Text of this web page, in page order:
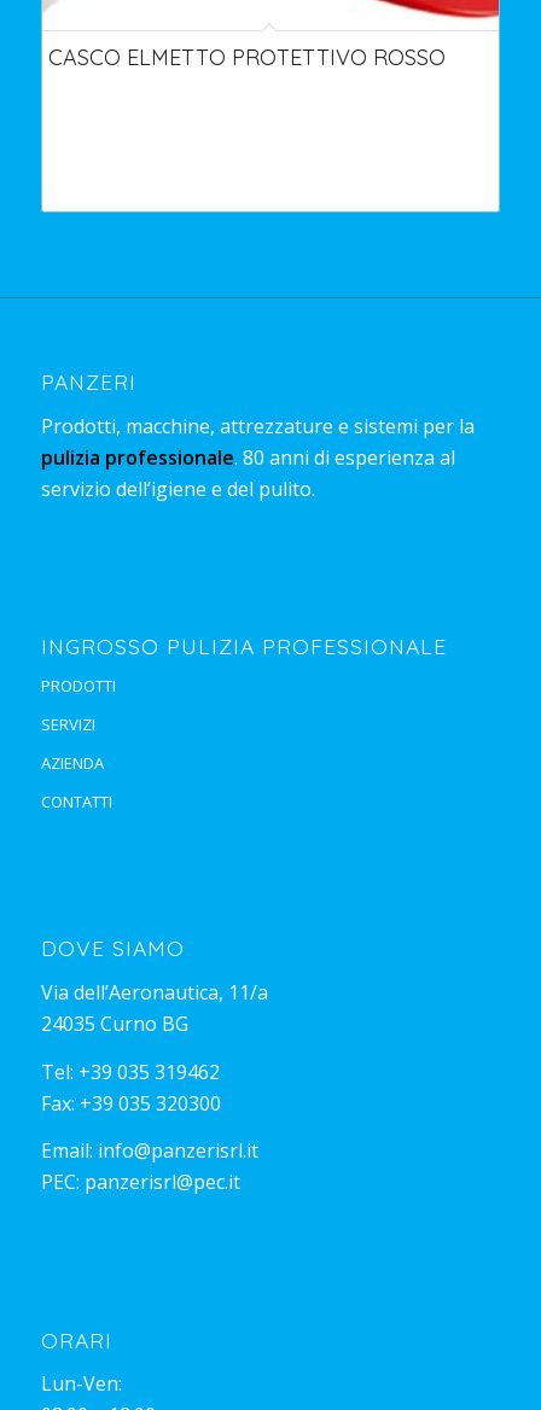
CASCO ELMETTO PROTETTIVO ROSSO
PANZERI
Prodotti, macchine, attrezzature e sistemi per la
pulizia professionale. 80 anni di esperienza al
servizio dell’igiene e del pulito.
INGROSSO PULIZIA PROFESSIONALE
PRODOTTI
SERVIZI
AZIENDA
CONTATTI
DOVE SIAMO
Via dell’Aeronautica, 11/a
24035 Curno BG
Tel: +39 035 319462
Fax: +39 035 320300
Email: info@panzerisrl.it
PEC: panzerisrl@pec.it
ORARI
Lun-Ven: